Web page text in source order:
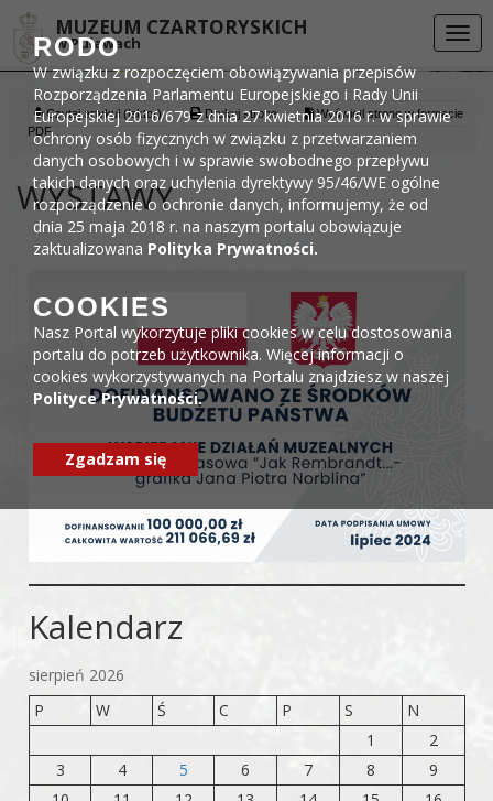
DEKLARACJA DOSTĘPNOŚCI
MUZEUM CZARTORYSKICH
w Puławach
Czytaj artykuł (lektor) Drukuj stronę
Wyświetl stronę w formacie
PDF
WYSTAWY
Kalendarz
sierpień 2026
P
W Ś C P S
N
1
2
3
4 5 6 7 8
9
RODO
W związku z rozpoczęciem obowiązywania przepisów
Rozporządzenia Parlamentu Europejskiego i Rady Unii
Europejskiej 2016/679 z dnia 27 kwietnia 2016 r. w sprawie
ochrony osób fizycznych w związku z przetwarzaniem
danych osobowych i w sprawie swobodnego przepływu
takich danych oraz uchylenia dyrektywy 95/46/WE ogólne
rozporządzenie o ochronie danych, informujemy, że od
dnia 25 maja 2018 r. na naszym portalu obowiązuje
zaktualizowana Polityka Prywatności.
COOKIES
Nasz Portal wykorzytuje pliki cookies w celu dostosowania
portalu do potrzeb użytkownika. Więcej informacji o
cookies wykorzystywanych na Portalu znajdziesz w naszej
Polityce Prywatności.
Zgadzam się